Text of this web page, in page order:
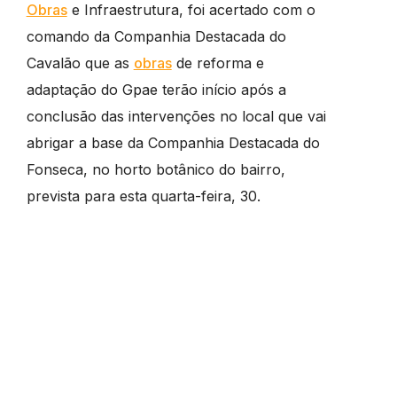
Obrase Infraestrutura, foi acertado com o
comando da Companhia Destacada do
Cavalão que as obrasde reforma e
adaptação do Gpae terão início após a
conclusão das intervenções no local que vai
abrigar a base da Companhia Destacada do
Fonseca, no horto botânico do bairro,
prevista para esta quarta-feira, 30.